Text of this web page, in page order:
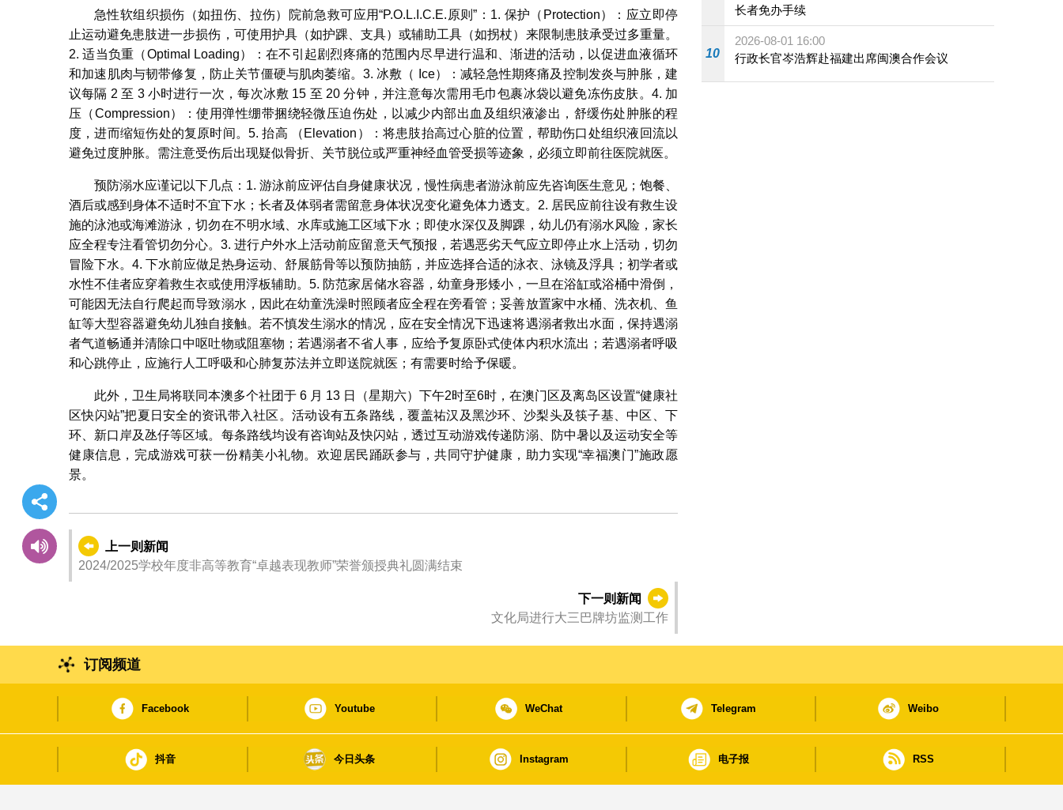
急性软组织损伤（如扭伤、拉伤）院前急救可应用“P.O.L.I.C.E.原则”：1. 保护（Protection）：应立即停
止运动避免患肢进一步损伤，可使用护具（如护踝、支具）或辅助工具（如拐杖）来限制患肢承受过多重量。
2. 适当负重（Optimal Loading）：在不引起剧烈疼痛的范围内尽早进行温和、渐进的活动，以促进血液循环
和加速肌肉与韧带修复，防止关节僵硬与肌肉萎缩。3. 冰敷（ Ice）：减轻急性期疼痛及控制发炎与肿胀，建
议每隔 2 至 3 小时进行一次，每次冰敷 15 至 20 分钟，并注意每次需用毛巾包裹冰袋以避免冻伤皮肤。4. 加
压（Compression）：使用弹性绷带捆绕轻微压迫伤处，以减少内部出血及组织液渗出，舒缓伤处肿胀的程
度，进而缩短伤处的复原时间。5. 抬高 （Elevation）：将患肢抬高过心脏的位置，帮助伤口处组织液回流以
避免过度肿胀。需注意受伤后出现疑似骨折、关节脱位或严重神经血管受损等迹象，必须立即前往医院就医。
预防溺水应谨记以下几点：1. 游泳前应评估自身健康状况，慢性病患者游泳前应先咨询医生意见；饱餐、
酒后或感到身体不适时不宜下水；长者及体弱者需留意身体状况变化避免体力透支。2. 居民应前往设有救生设
施的泳池或海滩游泳，切勿在不明水域、水库或施工区域下水；即使水深仅及脚踝，幼儿仍有溺水风险，家长
应全程专注看管切勿分心。3. 进行户外水上活动前应留意天气预报，若遇恶劣天气应立即停止水上活动，切勿
冒险下水。4. 下水前应做足热身运动、舒展筋骨等以预防抽筋，并应选择合适的泳衣、泳镜及浮具；初学者或
水性不佳者应穿着救生衣或使用浮板辅助。5. 防范家居储水容器，幼童身形矮小，一旦在浴缸或浴桶中滑倒，
可能因无法自行爬起而导致溺水，因此在幼童洗澡时照顾者应全程在旁看管；妥善放置家中水桶、洗衣机、鱼
缸等大型容器避免幼儿独自接触。若不慎发生溺水的情况，应在安全情况下迅速将遇溺者救出水面，保持遇溺
者气道畅通并清除口中呕吐物或阻塞物；若遇溺者不省人事，应给予复原卧式使体内积水流出；若遇溺者呼吸
和心跳停止，应施行人工呼吸和心肺复苏法并立即送院就医；有需要时给予保暖。
此外，卫生局将联同本澳多个社团于 6 月 13 日（星期六）下午2时至6时，在澳门区及离岛区设置“健康社
区快闪站”把夏日安全的资讯带入社区。活动设有五条路线，覆盖祐汉及黑沙环、沙梨头及筷子基、中区、下
环、新口岸及氹仔等区域。每条路线均设有咨询站及快闪站，透过互动游戏传递防溺、防中暑以及运动安全等
健康信息，完成游戏可获一份精美小礼物。欢迎居民踊跃参与，共同守护健康，助力实现“幸福澳门”施政愿
景。
上一则新闻
2024/2025学校年度非高等教育“卓越表现教师”荣誉颁授典礼圆满结束
下一则新闻
文化局进行大三巴牌坊监测工作
长者免办手续
10
2026-08-01 16:00
行政长官岑浩辉赴福建出席闽澳合作会议
订阅频道
Facebook Youtube WeChat Telegram Weibo
抖音 今日头条 Instagram 电子报 RSS